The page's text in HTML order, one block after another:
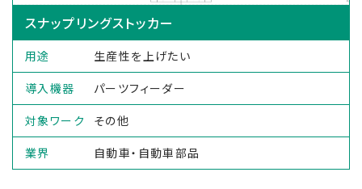
スナップリングストッカー
用途
生産性を上げたい
導入機器
パーツフィーダー
対象ワーク
その他
業界
自動車・自動車部品